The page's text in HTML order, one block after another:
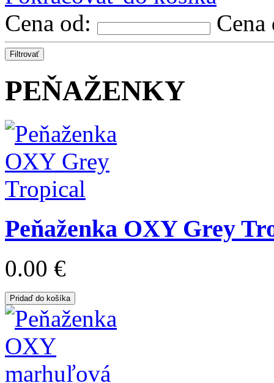
Cena od:
Filtrovať
PEŇAŽENKY
Peňaženka OXY Grey
0.00 €
Pridaď do košíka